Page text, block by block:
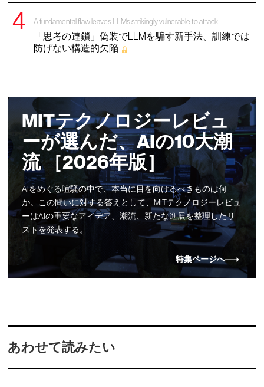
A fundamental flaw leaves LLMs strikingly vulnerable to attack
「思考の連鎖」偽装でLLMを騙す新手法、訓練では
防げない構造的欠陥
MITテクノロジーレビュ
ーが選んだ、AIの10大潮
流 ［2026年版］
AIをめぐる喧騒の中で、本当に目を向けるべきものは何
か。この問いに対する答えとして、MITテクノロジーレビュ
ーはAIの重要なアイデア、潮流、新たな進展を整理したリ
ストを発表する。
特集ページへ
あわせて読みたい